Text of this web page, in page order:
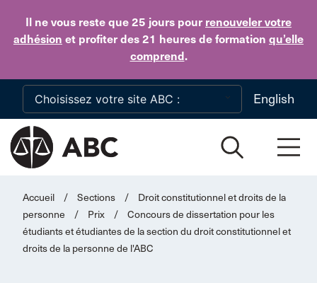
Il ne vous reste que 25 jours pour renouveler votre
adhésion et profiter des 21 heures de formation qu’elle
comprend.
Skip to main content
English
Accueil / Sections /
Droit constitutionnel et droits de la
personne
/ Prix /
Concours de dissertation pour les
étudiants et étudiantes de la section du droit constitutionnel et
droits de la personne de l'ABC